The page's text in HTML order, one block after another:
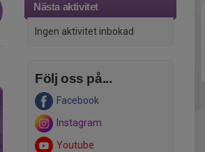
Nästa aktivitet
Ingen aktivitet inbokad
Följ oss på...
Facebook
Instagram
Youtube